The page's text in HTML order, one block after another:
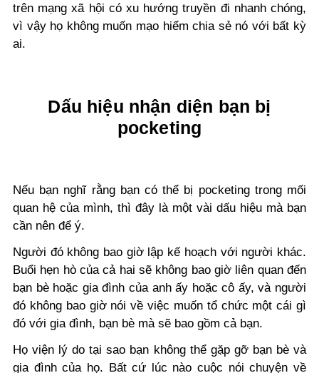
trên mạng xã hội có xu hướng truyền đi nhanh chóng,
vì vậy họ không muốn mạo hiểm chia sẻ nó với bất kỳ
ai.
Dấu hiệu nhận diện bạn bị
pocketing
Nếu bạn nghĩ rằng bạn có thể bị pocketing trong mối
quan hệ của mình, thì đây là một vài dấu hiệu mà bạn
cần nên để ý.
Người đó không bao giờ lập kế hoạch với người khác.
Buổi hẹn hò của cả hai sẽ không bao giờ liên quan đến
bạn bè hoặc gia đình của anh ấy hoặc cô ấy, và người
đó không bao giờ nói về việc muốn tổ chức một cái gì
đó với gia đình, bạn bè mà sẽ bao gồm cả bạn.
Họ viện lý do tại sao bạn không thể gặp gỡ bạn bè và
gia đình của họ. Bất cứ lúc nào cuộc nói chuyện về